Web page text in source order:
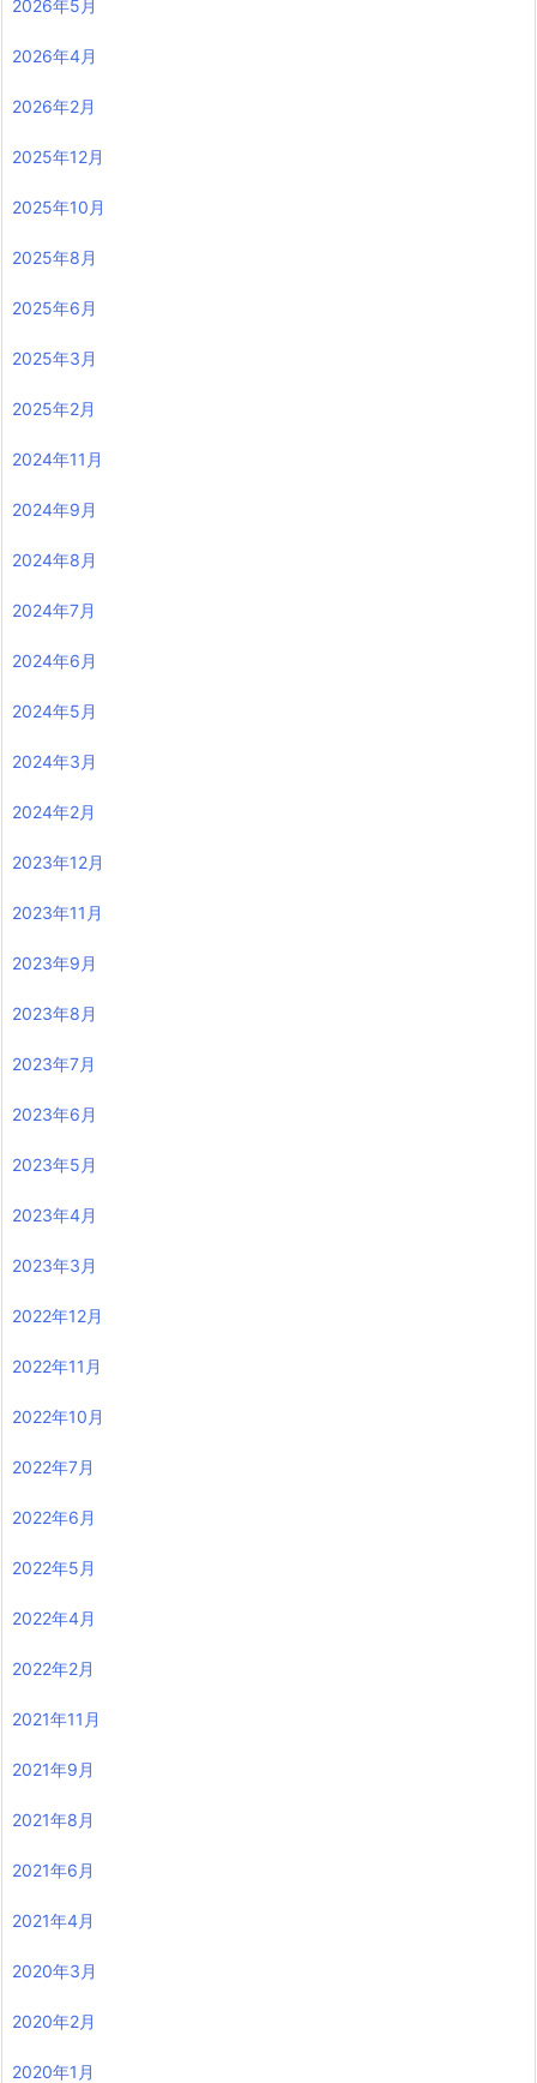
2026年5月
2026年4月
2026年2月
2025年12月
2025年10月
2025年8月
2025年6月
2025年3月
2025年2月
2024年11月
2024年9月
2024年8月
2024年7月
2024年6月
2024年5月
2024年3月
2024年2月
2023年12月
2023年11月
2023年9月
2023年8月
2023年7月
2023年6月
2023年5月
2023年4月
2023年3月
2022年12月
2022年11月
2022年10月
2022年7月
2022年6月
2022年5月
2022年4月
2022年2月
2021年11月
2021年9月
2021年8月
2021年6月
2021年4月
2020年3月
2020年2月
2020年1月